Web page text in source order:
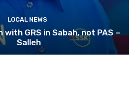
LOCAL NEWS
with GRS in Sabah, not PAS –
Salleh